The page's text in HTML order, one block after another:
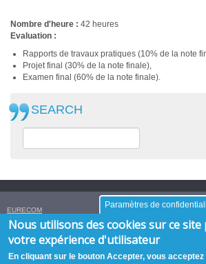
Nombre d'heure : 42 heures
Evaluation :
Rapports de travaux pratiques (10% de la note
Projet final (30% de la note finale),
Examen final (60% de la note finale).
SEARCH
EURECOM
Campus SophiaTech,
450 Route des Chappes,06410 Biot,FRANCE
Tél. :+33 (0)4 93 00 81 00- Fax : +33 (0)4 93 00 82 00
43.614376
Paramètres de
Nous utilisons des cookies sur ce
votre expérience d'utilisateur
En cliquant sur le bouton Accepter, vous